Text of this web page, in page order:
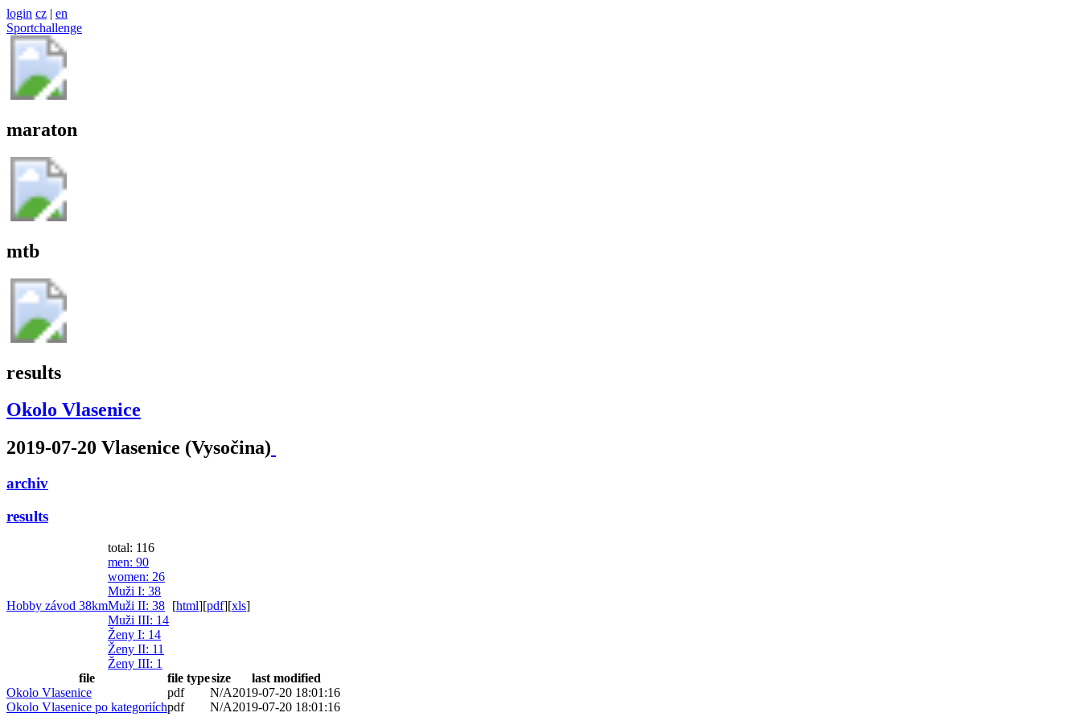
login cz | en
Sportchallenge
maraton
mtb
results
Okolo Vlasenice
2019-07-20 Vlasenice (Vysočina)
archiv
results
Hobby závod 38km
total: 116
men: 90
women: 26
Muži I: 38
Muži II: 38
Muži III: 14
Ženy I: 14
Ženy II: 11
Ženy III: 1
[html][pdf][xls]
file file typesize
last modified
Okolo Vlasenice
pdf N/A2019-07-20 18:01:16
Okolo Vlasenice po kategoriíchpdf N/A2019-07-20 18:01:16